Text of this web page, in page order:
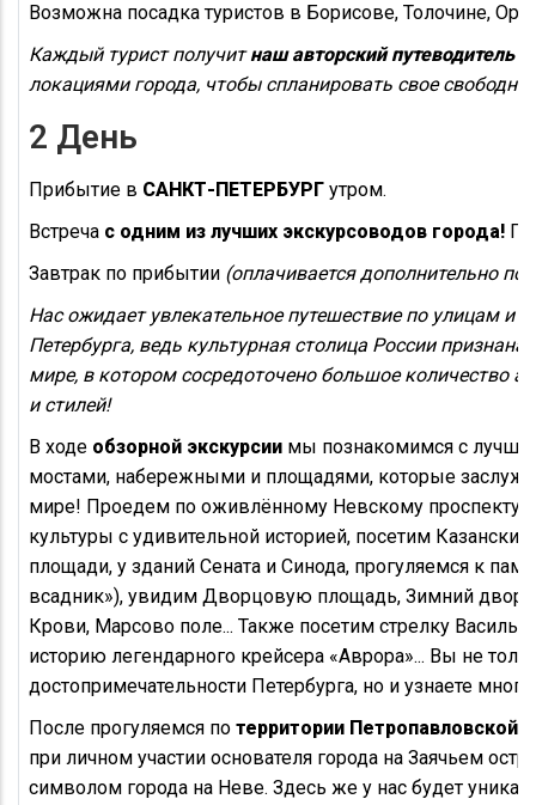
Возможна посадка туристов в Борисове, Толочине,
Каждый турист получитнаш авторский путеводительс
локациями города, чтобы спланировать свое
2 День
Прибытие в САНКТ-ПЕТЕРБУРГ утром.
Встреча с одним из лучших экскурсоводов города!
Завтрак по прибытии (оплачивается дополнительно
Нас ожидает увлекательное путешествие по улицам и
Петербурга, ведь культурная столица России
мире, в котором сосредоточено большое количество
и стилей!
В ходе обзорной экскурсии мы познакомимся с
мостами, набережными и площадями, которые
мире! Проедем по оживлённому Невскому проспекту,
культуры с удивительной историей, посетим
площади, у зданий Сената и Синода, прогуляемся к
всадник»), увидим Дворцовую площадь, Зимний
Крови, Марсово поле... Также посетим стрелку
историю легендарного крейсера «Аврора»... Вы не
достопримечательности Петербурга, но и узнаете
После прогуляемся по территории Петропавловской
при личном участии основателя города на Заячьем
символом города на Неве. Здесь же у нас будет